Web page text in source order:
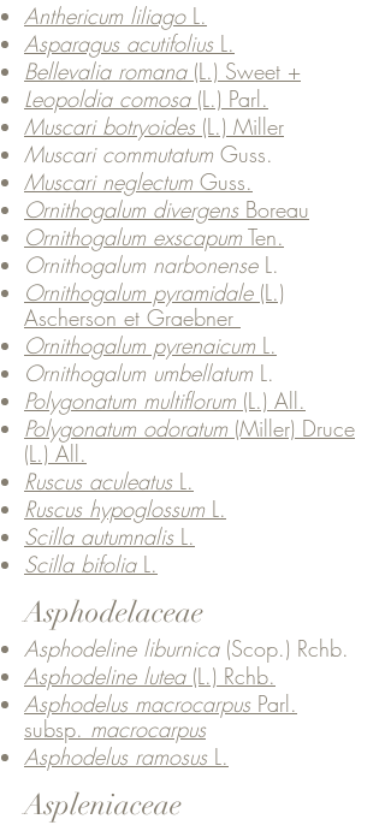
Anthericum liliago L.
Asparagus acutifoliusL.
Bellevalia romana(L.) Sweet +
Leopoldia comosa(L.) Parl.
Muscari botryoides(L.) Miller
Muscari commutatum Guss.
Muscari neglectum Guss.
Ornithogalum divergensBoreau
Ornithogalum exscapum Ten.
Ornithogalum narbonenseL.
Ornithogalum pyramidale(L.)
Ascherson et Graebner
Ornithogalum pyrenaicum L.
Ornithogalum umbellatum L.
Polygonatum multiflorum (L.) All.
Polygonatum odoratum (Miller) Druce
(L.) All.
Ruscus aculeatusL.
Ruscus hypoglossum L.
Scilla autumnalisL.
Scilla bifoliaL.
Asphodelaceae
Asphodeline liburnica(Scop.) Rchb.
Asphodeline lutea(L.) Rchb.
Asphodelus macrocarpusParl.
subsp. macrocarpus
Asphodelus ramosusL.
Aspleniaceae